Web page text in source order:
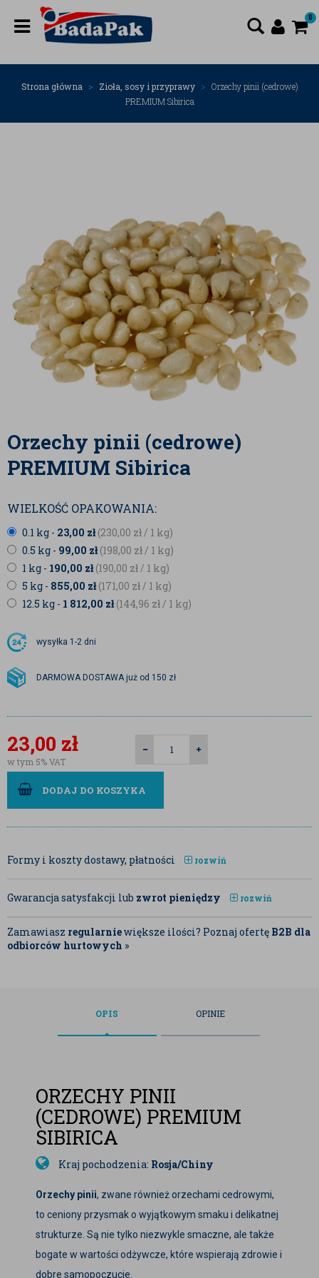
0
Strona główna Zioła, sosy i przyprawy
Orzechy pinii (cedrowe)
PREMIUM Sibirica
Orzechy pinii (cedrowe)
PREMIUM Sibirica
WIELKOŚĆ OPAKOWANIA:
0.1 kg - 23,00 zł(230,00 zł / 1 kg)
0.5 kg - 99,00 zł(198,00 zł / 1 kg)
1 kg - 190,00 zł(190,00 zł / 1 kg)
5 kg - 855,00 zł(171,00 zł / 1 kg)
12.5 kg - 1 812,00 zł(144,96 zł / 1 kg)
wysyłka 1-2 dni
DARMOWA DOSTAWA już od 150 zł
23,00 zł
w tym 5% VAT
DODAJ DO KOSZYKA
Formy i koszty dostawy, płatności rozwiń
Gwarancja satysfakcji lub zwrot pieniędzy rozwiń
Zamawiasz regularniewiększe ilości? Poznaj ofertę B2B dla
odbiorców hurtowych »
OPIS OPINIE
ORZECHY PINII
(CEDROWE) PREMIUM
SIBIRICA
Kraj pochodzenia: Rosja/Chiny
Orzechy pinii, zwane również orzechami cedrowymi,
to ceniony przysmak o wyjątkowym smaku i delikatnej
strukturze. Są nie tylko niezwykle smaczne, ale także
bogate w wartości odżywcze, które wspierają zdrowie i
dobre samopoczucie.